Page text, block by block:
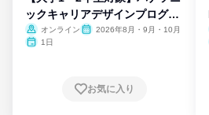
ックキャリアデザインプログラ
ム
オンライン
2026年8月・9月・10月
1日
お気に入り